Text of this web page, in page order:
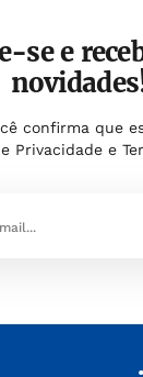
se e
confirma que
Privacidade e